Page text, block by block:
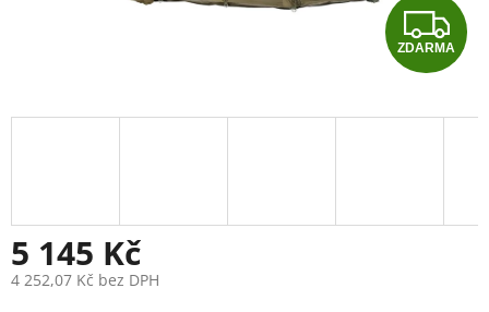
Z
D
A
ZDARMA
5 145 Kč
4 252,07 Kč bez DPH